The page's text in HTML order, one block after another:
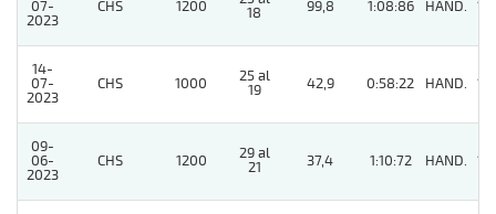
07-
2023
CHS 1200
18
99,8 1:08:86 HAND. 15
14-
07-
2023
CHS 1000
25 al
19
42,9 0:58:22 HAND. 12
09-
06-
2023
CHS 1200
29 al
21
37,4 1:10:72 HAND. 13